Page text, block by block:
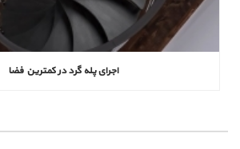
اجرای پله گرد در کمترین فضا